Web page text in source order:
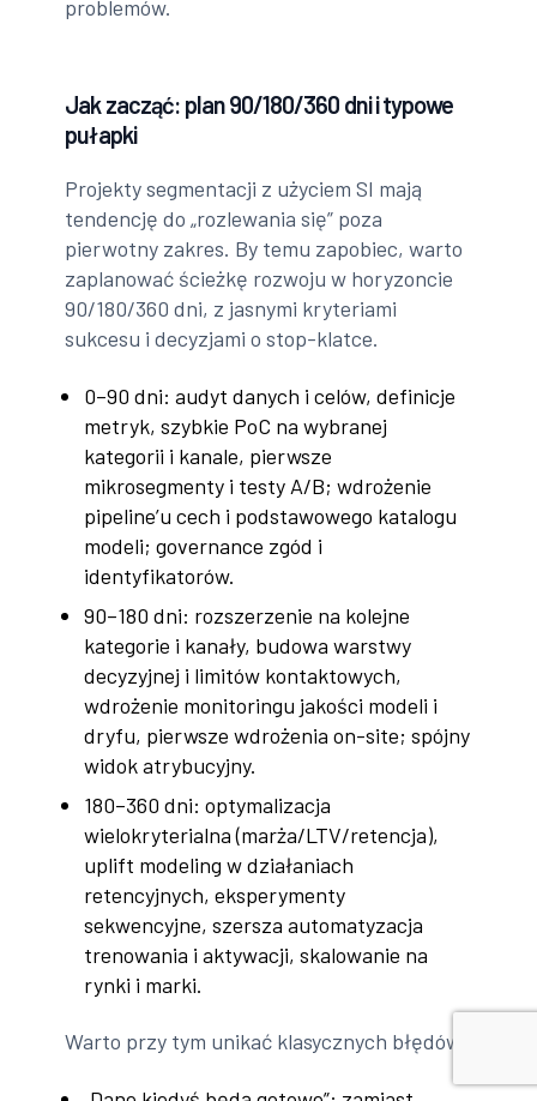
problemów.
Jak zacząć: plan 90/180/360 dni i typowe
pułapki
Projekty segmentacji z użyciem SI mają
tendencję do „rozlewania się” poza
pierwotny zakres. By temu zapobiec, warto
zaplanować ścieżkę rozwoju w horyzoncie
90/180/360 dni, z jasnymi kryteriami
sukcesu i decyzjami o stop-klatce.
0–90 dni: audyt danych i celów, definicje
metryk, szybkie PoC na wybranej
kategorii i kanale, pierwsze
mikrosegmenty i testy A/B; wdrożenie
pipeline’u cech i podstawowego katalogu
modeli; governance zgód i
identyfikatorów.
90–180 dni: rozszerzenie na kolejne
kategorie i kanały, budowa warstwy
decyzyjnej i limitów kontaktowych,
wdrożenie monitoringu jakości modeli i
dryfu, pierwsze wdrożenia on-site; spójny
widok atrybucyjny.
180–360 dni: optymalizacja
wielokryterialna (marża/LTV/retencja),
uplift modeling w działaniach
retencyjnych, eksperymenty
sekwencyjne, szersza automatyzacja
trenowania i aktywacji, skalowanie na
rynki i marki.
Warto przy tym unikać klasycznych błędów: